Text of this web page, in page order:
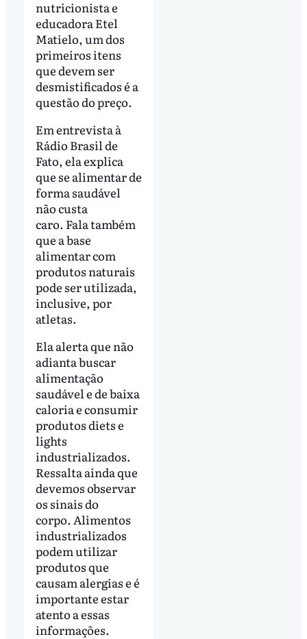
nutricionista e
educadora Etel
Matielo, um dos
primeiros itens
que devem ser
desmistificados é a
questão do preço.
Em entrevista à
Rádio Brasil de
Fato, ela explica
que se alimentar de
forma saudável
não custa
caro. Fala também
que a base
alimentar com
produtos naturais
pode ser utilizada,
inclusive, por
atletas.
Ela alerta que não
adianta buscar
alimentação
saudável e de baixa
caloria e consumir
produtos diets e
lights
industrializados.
Ressalta ainda que
devemos observar
os sinais do
corpo. Alimentos
industrializados
podem utilizar
produtos que
causam alergias e é
importante estar
atento a essas
informações.